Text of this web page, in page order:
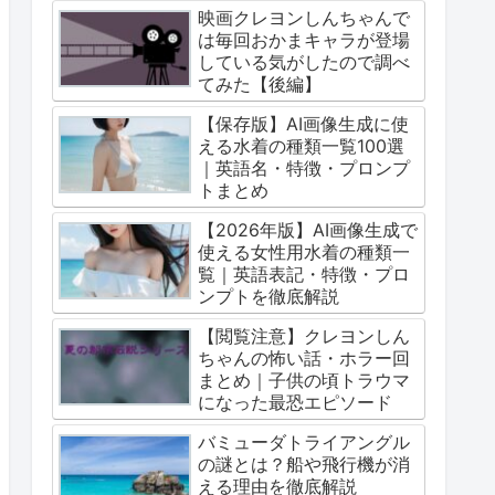
映画クレヨンしんちゃんで
は毎回おかまキャラが登場
している気がしたので調べ
てみた【後編】
【保存版】AI画像生成に使
える水着の種類一覧100選
｜英語名・特徴・プロンプ
トまとめ
【2026年版】AI画像生成で
使える女性用水着の種類一
覧｜英語表記・特徴・プロ
ンプトを徹底解説
【閲覧注意】クレヨンしん
ちゃんの怖い話・ホラー回
まとめ｜子供の頃トラウマ
になった最恐エピソード
バミューダトライアングル
の謎とは？船や飛行機が消
える理由を徹底解説